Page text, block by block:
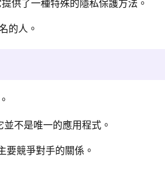
供了一種特殊的隱私保護方法。
的人。
不是唯一的應用程式。
競爭對手的關係。